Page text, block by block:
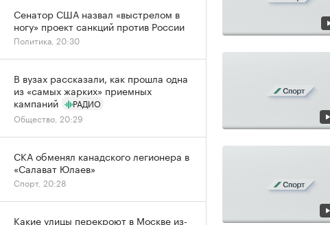
Сенатор США назвал «выстрелом в
ногу» проект санкций против России
Политика, 20:30
В вузах рассказали, как прошла одна
из «самых жарких» приемных
кампаний
РАДИО
Общество, 20:29
СКА обменял канадского легионера в
«Салават Юлаев»
Спорт, 20:28
Какие улицы перекроют в Москве из-